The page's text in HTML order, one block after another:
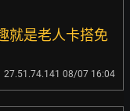
就是老人卡搭免
27.51.74.141 08/07 16:04